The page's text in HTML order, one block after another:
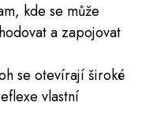
kde se může
a zapojovat
se otevírají široké
vlastní